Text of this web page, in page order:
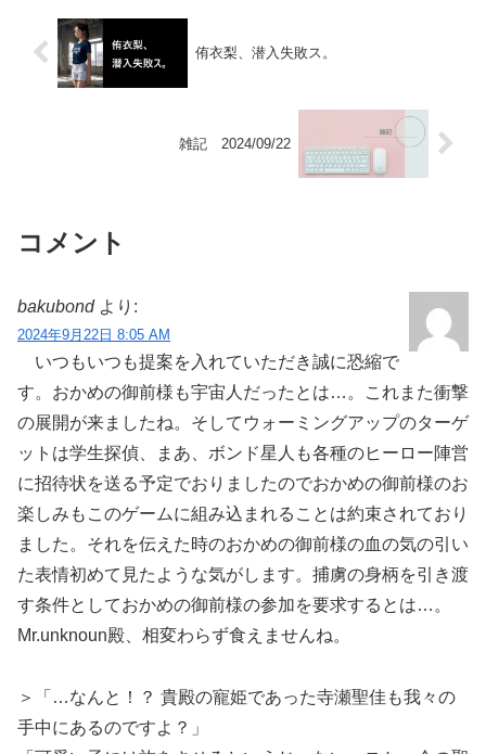
侑衣梨、潜入失敗ス。
雑記 2024/09/22
コメント
bakubond より:
2024年9月22日 8:05 AM
いつもいつも提案を入れていただき誠に恐縮で
す。おかめの御前様も宇宙人だったとは…。これまた衝撃
の展開が来ましたね。そしてウォーミングアップのターゲ
ットは学生探偵、まあ、ボンド星人も各種のヒーロー陣営
に招待状を送る予定でおりましたのでおかめの御前様のお
楽しみもこのゲームに組み込まれることは約束されており
ました。それを伝えた時のおかめの御前様の血の気の引い
た表情初めて見たような気がします。捕虜の身柄を引き渡
す条件としておかめの御前様の参加を要求するとは…。
Mr.unknoun殿、相変わらず食えませんね。
＞「…なんと！？ 貴殿の寵姫であった寺瀬聖佳も我々の
手中にあるのですよ？」